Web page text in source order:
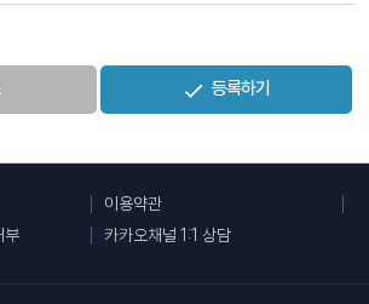
및 이용목적
한 계약 이행 및 서비스 제공에 따른 요
공 , 구매 및 요금 결제 ο 회원관리 회원제
등록하기
이용약관
부
카카오채널 1:1 상담